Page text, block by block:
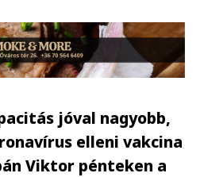
jóval nagyobb,
elleni vakcina
Viktor pénteken a